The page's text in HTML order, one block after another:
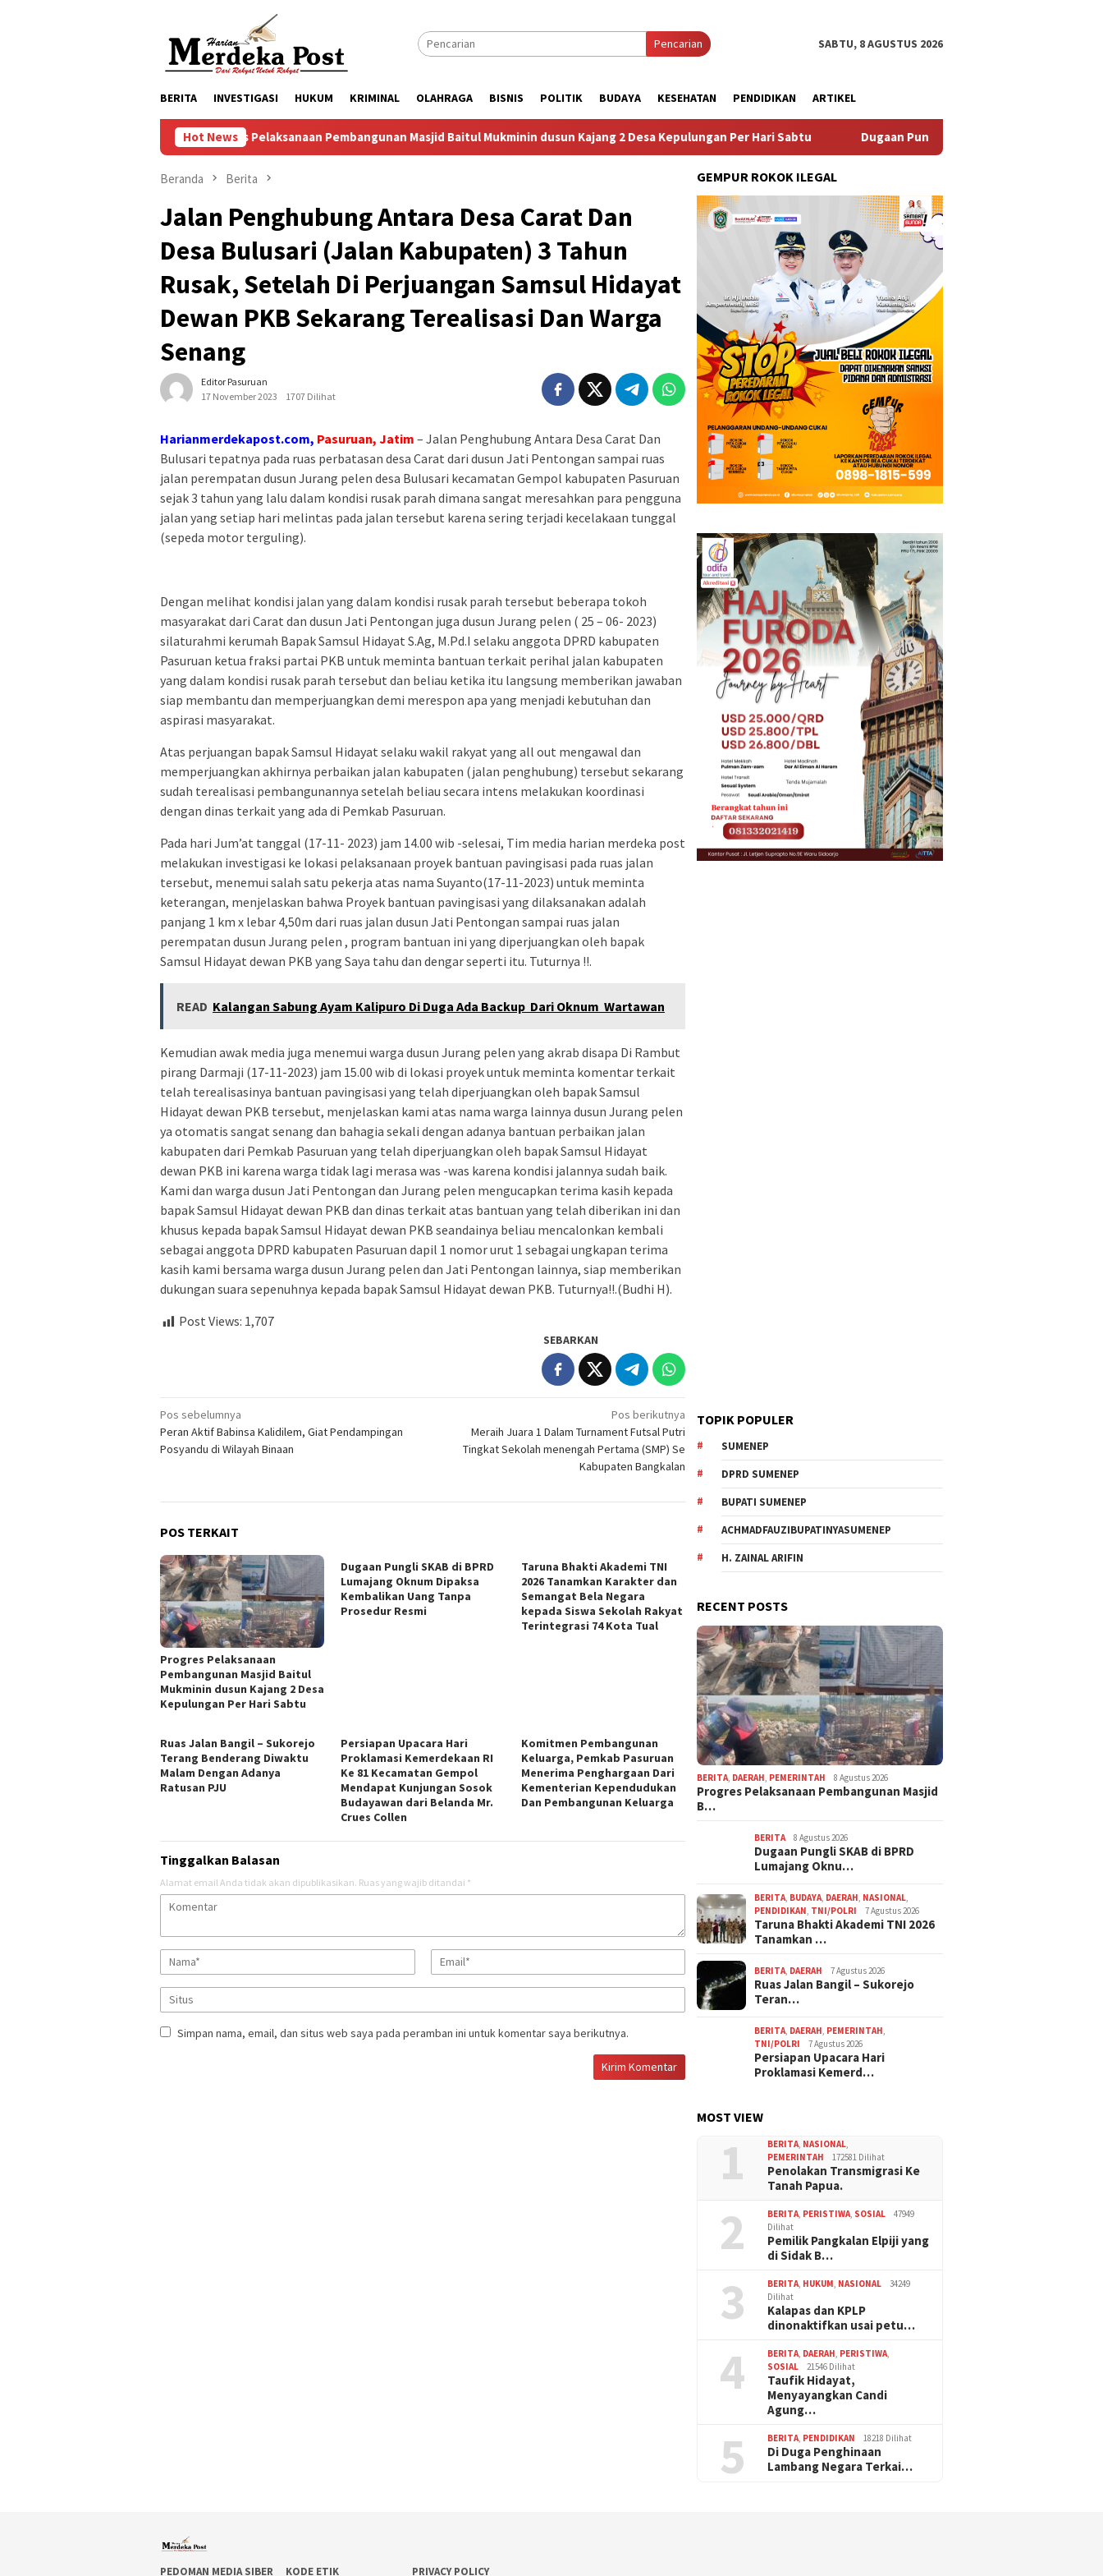
Pencarian SABTU, 8 AGUSTUS 2026
BERITA INVESTIGASI HUKUM KRIMINAL OLAHRAGA BISNIS POLITIK BUDAYA KESEHATAN PENDIDIKAN ARTIKEL
Hot News
Progres Pelaksanaan Pembangunan Masjid Baitul Mukminin dusun Kajang 2 Desa Kepulungan Per Hari Sabtu Dugaan Pungli SKAB di BPRD Lumajang Oknum
Beranda Berita
Jalan Penghubung Antara Desa Carat Dan
Desa Bulusari (Jalan Kabupaten) 3 Tahun
Rusak, Setelah Di Perjuangan Samsul Hidayat
Dewan PKB Sekarang Terealisasi Dan Warga
Senang
Editor Pasuruan
17 November 2023
1707 Dilihat
Harianmerdekapost.com, Pasuruan, Jatim – Jalan Penghubung Antara Desa Carat Dan
Bulusari tepatnya pada ruas perbatasan desa Carat dari dusun Jati Pentongan sampai ruas
jalan perempatan dusun Jurang pelen desa Bulusari kecamatan Gempol kabupaten Pasuruan
sejak 3 tahun yang lalu dalam kondisi rusak parah dimana sangat meresahkan para pengguna
jalan yang setiap hari melintas pada jalan tersebut karena sering terjadi kecelakaan tunggal
(sepeda motor terguling).
Dengan melihat kondisi jalan yang dalam kondisi rusak parah tersebut beberapa tokoh
masyarakat dari Carat dan dusun Jati Pentongan juga dusun Jurang pelen ( 25 – 06- 2023)
silaturahmi kerumah Bapak Samsul Hidayat S.Ag, M.Pd.I selaku anggota DPRD kabupaten
Pasuruan ketua fraksi partai PKB untuk meminta bantuan terkait perihal jalan kabupaten
yang dalam kondisi rusak parah tersebut dan beliau ketika itu langsung memberikan jawaban
siap membantu dan memperjuangkan demi merespon apa yang menjadi kebutuhan dan
aspirasi masyarakat.
Atas perjuangan bapak Samsul Hidayat selaku wakil rakyat yang all out mengawal dan
memperjuangkan akhirnya perbaikan jalan kabupaten (jalan penghubung) tersebut sekarang
sudah terealisasi pembangunannya setelah beliau secara intens melakukan koordinasi
dengan dinas terkait yang ada di Pemkab Pasuruan.
Pada hari Jum’at tanggal (17-11- 2023) jam 14.00 wib -selesai, Tim media harian merdeka post
melakukan investigasi ke lokasi pelaksanaan proyek bantuan pavingisasi pada ruas jalan
tersebut, menemui salah satu pekerja atas nama Suyanto(17-11-2023) untuk meminta
keterangan, menjelaskan bahwa Proyek bantuan pavingisasi yang dilaksanakan adalah
panjang 1 km x lebar 4,50m dari ruas jalan dusun Jati Pentongan sampai ruas jalan
perempatan dusun Jurang pelen , program bantuan ini yang diperjuangkan oleh bapak
Samsul Hidayat dewan PKB yang Saya tahu dan dengar seperti itu. Tuturnya !!.
READ Kalangan Sabung Ayam Kalipuro Di Duga Ada Backup Dari Oknum Wartawan
Kemudian awak media juga menemui warga dusun Jurang pelen yang akrab disapa Di Rambut
pirang Darmaji (17-11-2023) jam 15.00 wib di lokasi proyek untuk meminta komentar terkait
telah terealisasinya bantuan pavingisasi yang telah diperjuangkan oleh bapak Samsul
Hidayat dewan PKB tersebut, menjelaskan kami atas nama warga lainnya dusun Jurang pelen
ya otomatis sangat senang dan bahagia sekali dengan adanya bantuan perbaikan jalan
kabupaten dari Pemkab Pasuruan yang telah diperjuangkan oleh bapak Samsul Hidayat
dewan PKB ini karena warga tidak lagi merasa was -was karena kondisi jalannya sudah baik.
Kami dan warga dusun Jati Pentongan dan Jurang pelen mengucapkan terima kasih kepada
bapak Samsul Hidayat dewan PKB dan dinas terkait atas bantuan yang telah diberikan ini dan
khusus kepada bapak Samsul Hidayat dewan PKB seandainya beliau mencalonkan kembali
sebagai anggota DPRD kabupaten Pasuruan dapil 1 nomor urut 1 sebagai ungkapan terima
kasih kami bersama warga dusun Jurang pelen dan Jati Pentongan lainnya, siap memberikan
dukungan suara sepenuhnya kepada bapak Samsul Hidayat dewan PKB. Tuturnya!!.(Budhi H).
Post Views: 1,707
SEBARKAN
Navigasi
pos
Pos sebelumnya
Peran Aktif Babinsa Kalidilem, Giat Pendampingan
Posyandu di Wilayah Binaan
Pos berikutnya
Meraih Juara 1 Dalam Turnament Futsal Putri
Tingkat Sekolah menengah Pertama (SMP) Se
Kabupaten Bangkalan
POS TERKAIT
Progres Pelaksanaan
Pembangunan Masjid Baitul
Mukminin dusun Kajang 2 Desa
Kepulungan Per Hari Sabtu
Dugaan Pungli SKAB di BPRD
Lumajang Oknum Dipaksa
Kembalikan Uang Tanpa
Prosedur Resmi
Taruna Bhakti Akademi TNI
2026 Tanamkan Karakter dan
Semangat Bela Negara
kepada Siswa Sekolah Rakyat
Terintegrasi 74 Kota Tual
Ruas Jalan Bangil – Sukorejo
Terang Benderang Diwaktu
Malam Dengan Adanya
Ratusan PJU
Persiapan Upacara Hari
Proklamasi Kemerdekaan RI
Ke 81 Kecamatan Gempol
Mendapat Kunjungan Sosok
Budayawan dari Belanda Mr.
Crues Collen
Komitmen Pembangunan
Keluarga, Pemkab Pasuruan
Menerima Penghargaan Dari
Kementerian Kependudukan
Dan Pembangunan Keluarga
Tinggalkan Balasan
Alamat email Anda tidak akan dipublikasikan. Ruas yang wajib ditandai *
Simpan nama, email, dan situs web saya pada peramban ini untuk komentar saya berikutnya.
GEMPUR ROKOK ILEGAL
TOPIK POPULER
SUMENEP
DPRD SUMENEP
BUPATI SUMENEP
ACHMADFAUZIBUPATINYASUMENEP
H. ZAINAL ARIFIN
RECENT POSTS
BERITA, DAERAH, PEMERINTAH 8 Agustus 2026
Progres Pelaksanaan Pembangunan Masjid
B…
BERITA 8 Agustus 2026
Dugaan Pungli SKAB di BPRD
Lumajang Oknu…
BERITA, BUDAYA, DAERAH, NASIONAL,
PENDIDIKAN, TNI/POLRI 7 Agustus 2026
Taruna Bhakti Akademi TNI 2026
Tanamkan …
BERITA, DAERAH 7 Agustus 2026
Ruas Jalan Bangil – Sukorejo
Teran…
BERITA, DAERAH, PEMERINTAH,
TNI/POLRI
7 Agustus 2026
Persiapan Upacara Hari
Proklamasi Kemerd…
MOST VIEW
1 BERITA, NASIONAL,
PEMERINTAH
172581 Dilihat
Penolakan Transmigrasi Ke
Tanah Papua.
2 BERITA, PERISTIWA, SOSIAL
47949
Dilihat
Pemilik Pangkalan Elpiji yang
di Sidak B…
3 BERITA, HUKUM, NASIONAL
34249
Dilihat
Kalapas dan KPLP
dinonaktifkan usai petu…
4 BERITA, DAERAH, PERISTIWA,
SOSIAL
21546 Dilihat
Taufik Hidayat,
Menyayangkan Candi
Agung…
5 BERITA, PENDIDIKAN 18218 Dilihat
Di Duga Penghinaan
Lambang Negara Terkai…
PEDOMAN MEDIA SIBER KODE ETIK PRIVACY POLICY